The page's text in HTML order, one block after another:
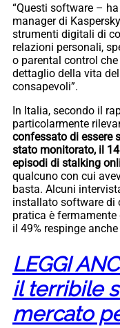
“Questi software – ha
manager di
strumenti digitali di
relazioni personali,
o parental control
dettaglio della vita
consapevoli”.
In Italia, secondo il
particolarmente
confessato di essere
stato monitorato, il
episodi di stalking
qualcuno con cui
basta. Alcuni
installato software di
pratica è
il 49% respinge
LEGGI
il terribile
mercato